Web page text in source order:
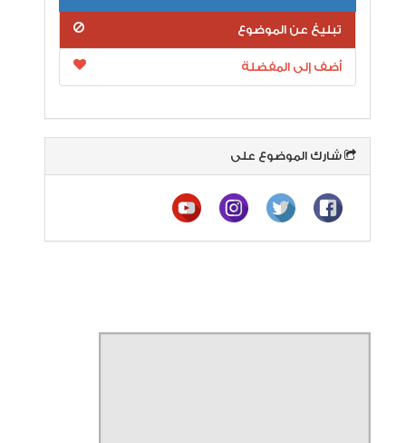
تبليغ عن الموضوع
أضف إلى المفضلة
شارك الموضوع على